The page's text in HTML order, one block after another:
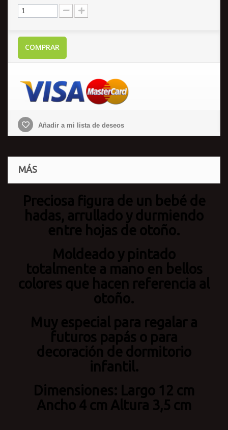
COMPRAR
Añadir a mi lista de deseos
MÁS
Preciosa figura de un bebé de
hadas, arrullado y durmiendo
entre hojas de otoño.
Moldeado y pintado
totalmente a mano en bellos
colores que hacen referencia al
otoño.
Muy especial para regalar a
futuros papás o para
decoración de dormitorio
infantil.
Dimensiones: Largo 12 cm
Ancho 4 cm Altura 3,5 cm